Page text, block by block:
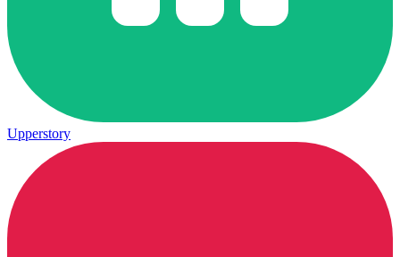
Upperstory